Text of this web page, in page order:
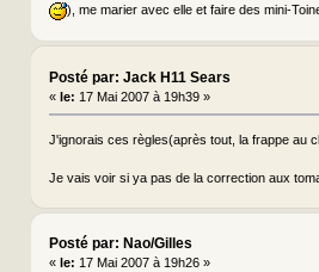
), me marier avec elle et faire des mini-
Posté par: Jack H11 Sears
« le: 17 Mai 2007 à 19h39 »
J'ignorais ces règles(après tout, la frappe au
Je vais voir si ya pas de la correction aux
Posté par: Nao/Gilles
« le: 17 Mai 2007 à 19h26 »